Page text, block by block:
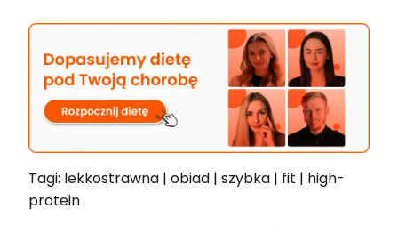
Tagi: lekkostrawna | obiad | szybka | fit | high-
protein